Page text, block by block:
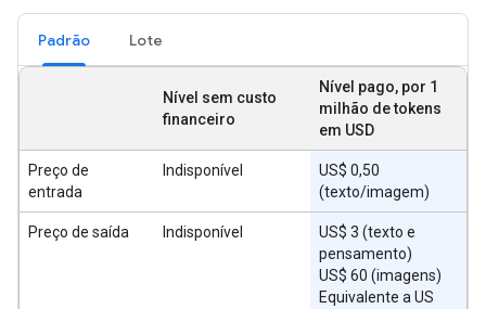
Padrão Lote
Nível sem custo
financeiro
Nível pago, por 1
milhão de tokens
em USD
Preço de
entrada
Indisponível
US$ 0,50
(texto/imagem)
Preço de saída Indisponível
US$ 3 (texto e
pensamento)
US$ 60 (imagens)
Equivalente a US